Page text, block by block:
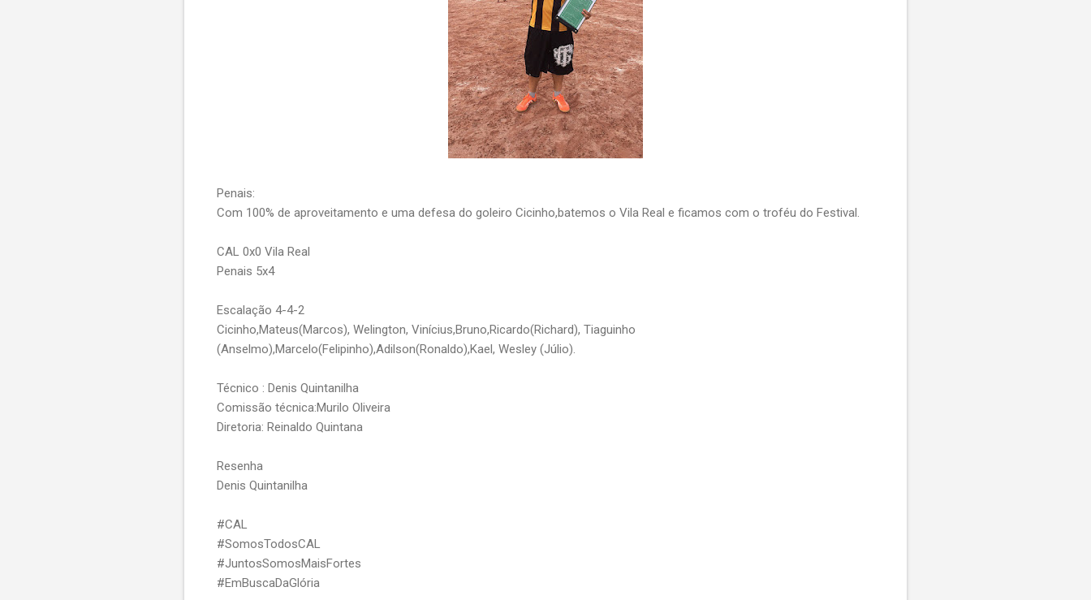
Penais:
Com 100% de aproveitamento e uma defesa do goleiro Cicinho,batemos o Vila Real e ficamos com o troféu do Festival.
CAL 0x0 Vila Real
Penais 5x4
Escalação 4-4-2
Cicinho,Mateus(Marcos), Welington, Vinícius,Bruno,Ricardo(Richard), Tiaguinho
(Anselmo),Marcelo(Felipinho),Adilson(Ronaldo),Kael, Wesley (Júlio).
Técnico : Denis Quintanilha
Comissão técnica:Murilo Oliveira
Diretoria: Reinaldo Quintana
Resenha
Denis Quintanilha
#CAL
#SomosTodosCAL
#JuntosSomosMaisFortes
#EmBuscaDaGlória